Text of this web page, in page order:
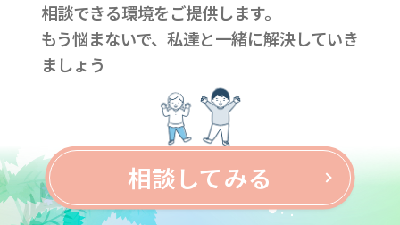
相談できる環境をご提供します。
もう悩まないで、私達と一緒に解決していき
ましょう
相談してみる